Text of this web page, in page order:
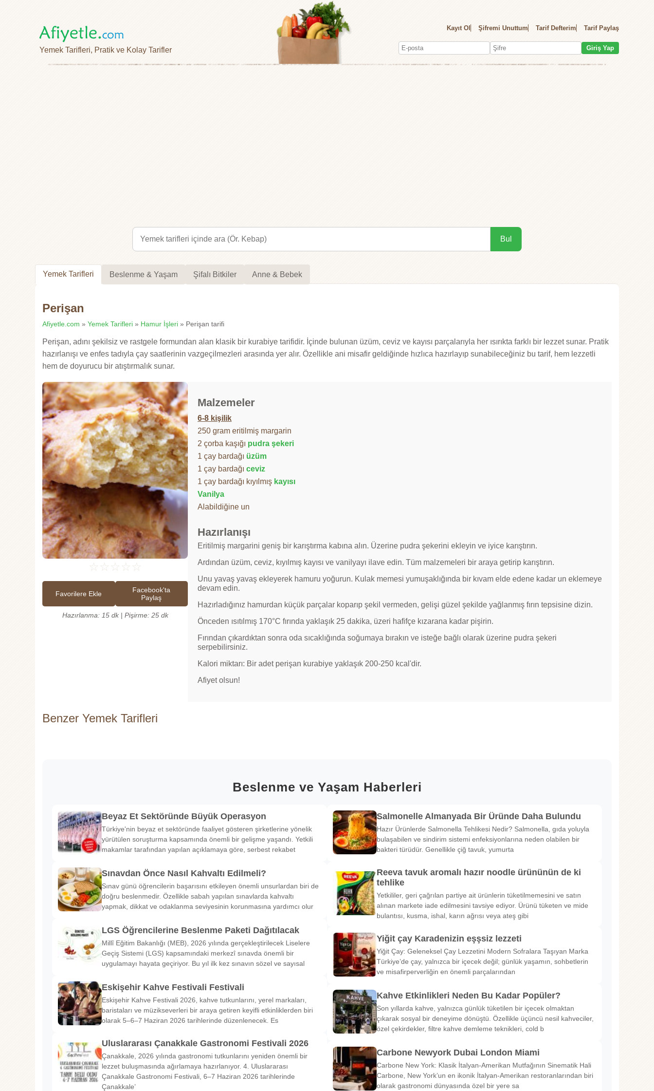
Yemek Tarifleri, Pratik ve Kolay Tarifler
Kayıt Ol Şifremi Unuttum Tarif Defterim Tarif Paylaş
Giriş Yap
Bul
Yemek Tarifleri Beslenme & Yaşam Şifalı Bitkiler Anne & Bebek
Perişan
Afiyetle.com » Yemek Tarifleri » Hamur İşleri » Perişan tarifi
Perişan, adını şekilsiz ve rastgele formundan alan klasik bir kurabiye tarifidir. İçinde bulunan üzüm, ceviz ve kayısı parçalarıyla her ısırıkta farklı bir lezzet sunar. Pratik
hazırlanışı ve enfes tadıyla çay saatlerinin vazgeçilmezleri arasında yer alır. Özellikle ani misafir geldiğinde hızlıca hazırlayıp sunabileceğiniz bu tarif, hem lezzetli
hem de doyurucu bir atıştırmalık sunar.
☆ ☆ ☆ ☆ ☆
Favorilere Ekle
Facebook'ta
Paylaş
Hazırlanma: 15 dk | Pişirme: 25 dk
Malzemeler
6-8 kişilik
250 gram eritilmiş margarin
2 çorba kaşığı pudra şekeri
1 çay bardağı üzüm
1 çay bardağı ceviz
1 çay bardağı kıyılmış kayısı
Vanilya
Alabildiğine un
Hazırlanışı
Eritilmiş margarini geniş bir karıştırma kabına alın. Üzerine pudra şekerini ekleyin ve iyice karıştırın.
Ardından üzüm, ceviz, kıyılmış kayısı ve vanilyayı ilave edin. Tüm malzemeleri bir araya getirip karıştırın.
Unu yavaş yavaş ekleyerek hamuru yoğurun. Kulak memesi yumuşaklığında bir kıvam elde edene kadar un eklemeye
devam edin.
Hazırladığınız hamurdan küçük parçalar koparıp şekil vermeden, gelişi güzel şekilde yağlanmış fırın tepsisine dizin.
Önceden ısıtılmış 170°C fırında yaklaşık 25 dakika, üzeri hafifçe kızarana kadar pişirin.
Fırından çıkardıktan sonra oda sıcaklığında soğumaya bırakın ve isteğe bağlı olarak üzerine pudra şekeri
serpebilirsiniz.
Kalori miktarı: Bir adet perişan kurabiye yaklaşık 200-250 kcal'dir.
Afiyet olsun!
Benzer Yemek Tarifleri
Beslenme ve Yaşam Haberleri
Beyaz Et Sektöründe Büyük Operasyon
Türkiye'nin beyaz et sektöründe faaliyet gösteren şirketlerine yönelik
yürütülen soruşturma kapsamında önemli bir gelişme yaşandı. Yetkili
makamlar tarafından yapılan açıklamaya göre, serbest rekabet
Sınavdan Önce Nasıl Kahvaltı Edilmeli?
Sınav günü öğrencilerin başarısını etkileyen önemli unsurlardan biri de
doğru beslenmedir. Özellikle sabah yapılan sınavlarda kahvaltı
yapmak, dikkat ve odaklanma seviyesinin korunmasına yardımcı olur
LGS Öğrencilerine Beslenme Paketi Dağıtılacak
Millî Eğitim Bakanlığı (MEB), 2026 yılında gerçekleştirilecek Liselere
Geçiş Sistemi (LGS) kapsamındaki merkezî sınavda önemli bir
uygulamayı hayata geçiriyor. Bu yıl ilk kez sınavın sözel ve sayısal
Eskişehir Kahve Festivali Festivali
Eskişehir Kahve Festivali 2026, kahve tutkunlarını, yerel markaları,
baristaları ve müzikseverleri bir araya getiren keyifli etkinliklerden biri
olarak 5–6–7 Haziran 2026 tarihlerinde düzenlenecek. Es
Uluslararası Çanakkale Gastronomi Festivali 2026
Çanakkale, 2026 yılında gastronomi tutkunlarını yeniden önemli bir
lezzet buluşmasında ağırlamaya hazırlanıyor. 4. Uluslararası
Çanakkale Gastronomi Festivali, 6–7 Haziran 2026 tarihlerinde
Çanakkale’
Salmonelle Almanyada Bir Üründe Daha Bulundu
Hazır Ürünlerde Salmonella Tehlikesi Nedir? Salmonella, gıda yoluyla
bulaşabilen ve sindirim sistemi enfeksiyonlarına neden olabilen bir
bakteri türüdür. Genellikle çiğ tavuk, yumurta
Reeva tavuk aromalı hazır noodle ürününün de ki
tehlike
Yetkililer, geri çağrılan partiye ait ürünlerin tüketilmemesini ve satın
alınan markete iade edilmesini tavsiye ediyor. Ürünü tüketen ve mide
bulantısı, kusma, ishal, karın ağrısı veya ateş gibi
Yiğit çay Karadenizin eşşsiz lezzeti
Yiğit Çay: Geleneksel Çay Lezzetini Modern Sofralara Taşıyan Marka
Türkiye’de çay, yalnızca bir içecek değil; günlük yaşamın, sohbetlerin
ve misafirperverliğin en önemli parçalarından
Kahve Etkinlikleri Neden Bu Kadar Popüler?
Son yıllarda kahve, yalnızca günlük tüketilen bir içecek olmaktan
çıkarak sosyal bir deneyime dönüştü. Özellikle üçüncü nesil kahveciler,
özel çekirdekler, filtre kahve demleme teknikleri, cold b
Carbone Newyork Dubai London Miami
Carbone New York: Klasik İtalyan-Amerikan Mutfağının Sinematik Hali
Carbone, New York’un en ikonik İtalyan-Amerikan restoranlarından biri
olarak gastronomi dünyasında özel bir yere sa